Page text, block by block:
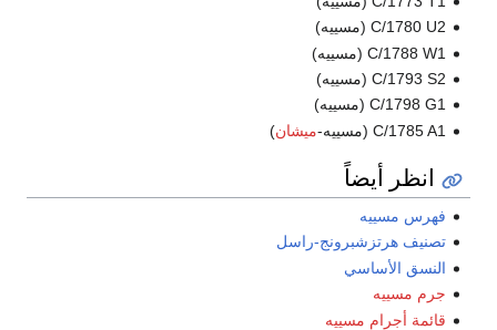
C/1780 U2 (مسييه)
C/1788 W1 (مسييه)
C/1793 S2 (مسييه)
C/1798 G1 (مسييه)
C/1785 A1 (مسييه-
ميشان)
انظر أيضاً
فهرس مسييه
تصنيف هرتزشبرونج-راسل
النسق الأساسي
جرم مسييه
قائمة أجرام مسييه